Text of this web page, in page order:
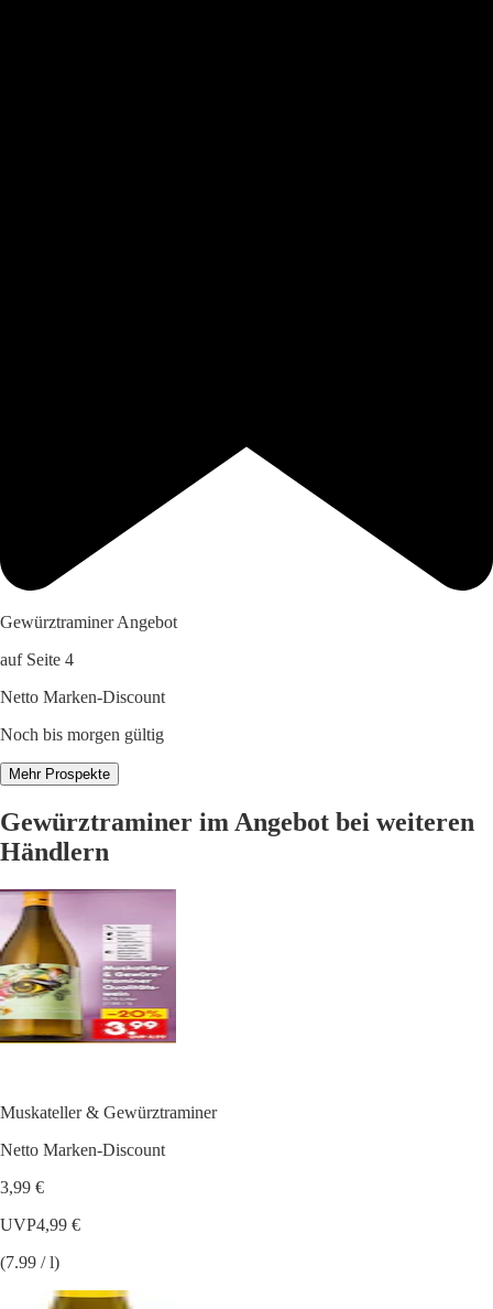
Gewürztraminer Angebot
auf Seite 4
Netto Marken-Discount
Noch bis morgen gültig
Mehr Prospekte
Gewürztraminer im Angebot bei weiteren
Händlern
Muskateller & Gewürztraminer
Netto Marken-Discount
3,99 €
UVP4,99 €
(7.99 / l)